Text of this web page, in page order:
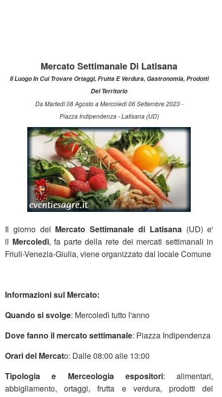
Mercato Settimanale Di Latisana
Il Luogo In Cui Trovare Ortaggi, Frutta E Verdura, Gastronomia, Prodotti
Del Territorio
Da Martedì 08 Agosto a Mercoledì 06 Settembre 2023 -
Piazza Indipendenza - Latisana (UD)
Il giorno del Mercato Settimanale di Latisana (UD) e'
il Mercoledì, fa parte della rete dei mercati settimanali in
Friuli-Venezia-Giulia, viene organizzato dal locale Comune
Informazioni sul Mercato:
Quando si svolge: Mercoledì tutto l'anno
Dove fanno il mercato settimanale: Piazza Indipendenza
Orari del Mercato: Dalle 08:00 alle 13:00
Tipologia e Merceologia espositori: alimentari,
abbigliamento, ortaggi, frutta e verdura, prodotti del